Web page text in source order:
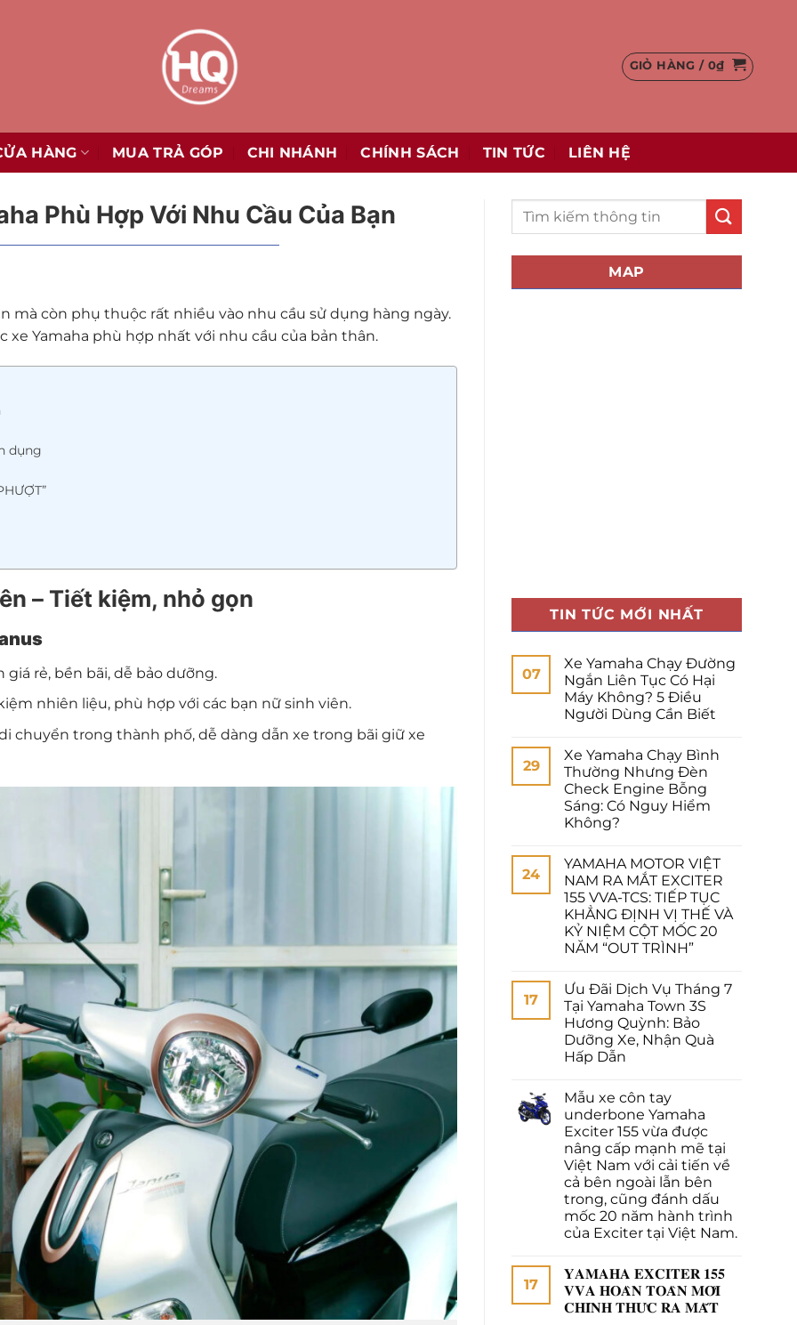
GIỎ HÀNG / 0₫
HÀNG MUA TRẢ GÓP CHI NHÁNH CHÍNH SÁCH TIN TỨC LIÊN HỆ
Phù Hợp Với Nhu Cầu Của Bạn
mà còn phụ thuộc rất nhiều vào nhu cầu sử dụng hàng ngày.
Yamaha phù hợp nhất với nhu cầu của bản thân.
dụng
– Tiết kiệm, nhỏ gọn
giá rẻ, bền bãi, dễ bảo dưỡng.
nhiên liệu, phù hợp với các bạn nữ sinh viên.
chuyển trong thành phố, dễ dàng dẫn xe trong bãi giữ xe
MAP
TIN TỨC MỚI NHẤT
07
Xe Yamaha Chạy Đường
Ngắn Liên Tục Có Hại
Máy Không? 5 Điều
Người Dùng Cần Biết
29
Xe Yamaha Chạy Bình
Thường Nhưng Đèn
Check Engine Bỗng
Sáng: Có Nguy Hiểm
Không?
24
YAMAHA MOTOR VIỆT
NAM RA MẮT EXCITER
155 VVA-TCS: TIẾP TỤC
KHẲNG ĐỊNH VỊ THẾ VÀ
KỶ NIỆM CỘT MỐC 20
NĂM “OUT TRÌNH”
17
Ưu Đãi Dịch Vụ Tháng 7
Tại Yamaha Town 3S
Hương Quỳnh: Bảo
Dưỡng Xe, Nhận Quà
Hấp Dẫn
Mẫu xe côn tay
underbone Yamaha
Exciter 155 vừa được
nâng cấp mạnh mẽ tại
Việt Nam với cải tiến về
cả bên ngoài lẫn bên
trong, cũng đánh dấu
mốc 20 năm hành trình
của Exciter tại Việt Nam.
17
𝐘𝐀𝐌𝐀𝐇𝐀 𝐄𝐗𝐂𝐈𝐓𝐄𝐑 𝟏𝟓𝟓
𝐕𝐕𝐀 𝐇𝐎𝐀̀𝐍 𝐓𝐎𝐀̀𝐍 𝐌𝐎̛́𝐈
𝐂𝐇𝐈́𝐍𝐇 𝐓𝐇𝐔̛́𝐂 𝐑𝐀 𝐌𝐀̆́𝐓